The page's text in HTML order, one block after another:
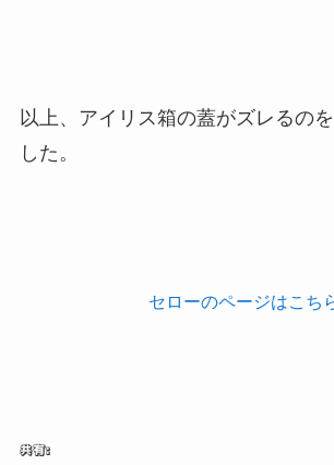
以上、アイリス箱の蓋がズレるの
した。
セローのページはこち
共有: